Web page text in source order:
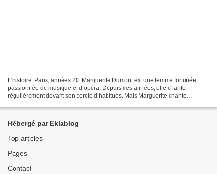
L'histoire: Paris, années 20. Marguerite Dumont est une femme fortunée
passionnée de musique et d’opéra. Depuis des années, elle chante
régulièrement devant son cercle d’habitués. Mais Marguerite chante
Hébergé par Eklablog
Top articles
Pages
Contact